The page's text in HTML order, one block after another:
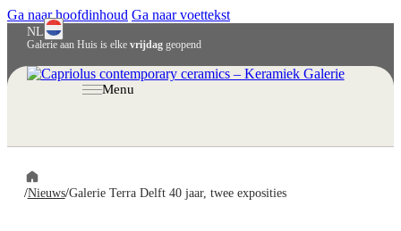
Ga naar hoofdinhoud Ga naar voettekst
Galerie aan Huis is elke vrijdaggeopend
NL
Menu
/Nieuws/Galerie Terra Delft 40 jaar, twee exposities